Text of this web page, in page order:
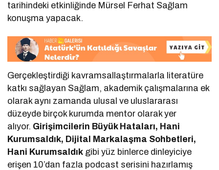
tarihindeki etkinliğinde Mürsel Ferhat Sağlam
konuşma yapacak.
Gerçekleştirdiği kavramsallaştırmalarla literatüre
katkı sağlayan Sağlam, akademik çalışmalarına ek
olarak aynı zamanda ulusal ve uluslararası
düzeyde birçok kurumda mentor olarak yer
alıyor. Girişimcilerin Büyük Hataları, Hani
Kurumsaldık, Dijital Markalaşma Sohbetleri,
Hani Kurumsaldık gibi yüz binlerce dinleyiciye
erişen 10’dan fazla podcast serisini hazırlamış